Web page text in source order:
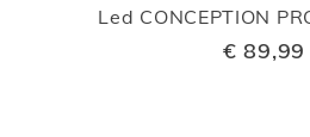
Led CONCEPTION
€ 89,99